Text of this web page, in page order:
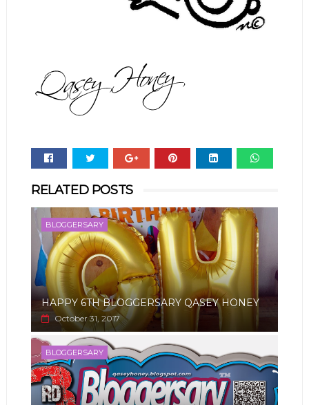
RELATED POSTS
BLOGGERSARY
HAPPY 6TH BLOGGERSARY QASEY HONEY
October 31, 2017
BLOGGERSARY